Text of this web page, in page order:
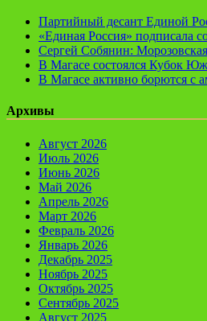
Партийный десант Единой
«Единая Россия» подписала
Сергей Собянин:
В Магасе состоялся Кубок
В Магасе активно борются с
Архивы
Август 2026
Июль 2026
Июнь 2026
Май 2026
Апрель 2026
Март 2026
Февраль 2026
Январь 2026
Декабрь 2025
Ноябрь 2025
Октябрь 2025
Сентябрь 2025
Август 2025